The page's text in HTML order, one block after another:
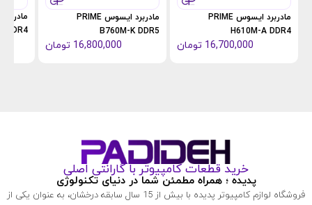
مادربرد ایسوس PRIME
H610M-A DDR4
16,700,000 تومان
مادربرد ایسوس PRIME
B760M-K DDR5
16,800,000 تومان
DDR4
خرید قطعات کامپیوتر با گارانتی اصلی
پدیده ؛ همراه مطمئن شما در دنیای تکنولوژی
فروشگاه لوازم کامپیوتر پدیده با بیش از 15 سال سابقه درخشان، به عنوان یکی از